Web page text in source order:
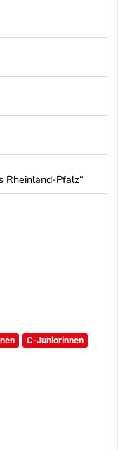
Rheinland-Pfalz“
C-Juniorinnen